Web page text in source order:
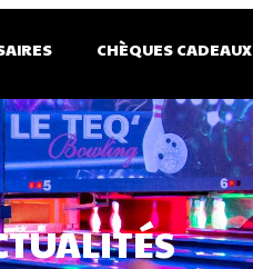
CHÈQUES CADEAUX